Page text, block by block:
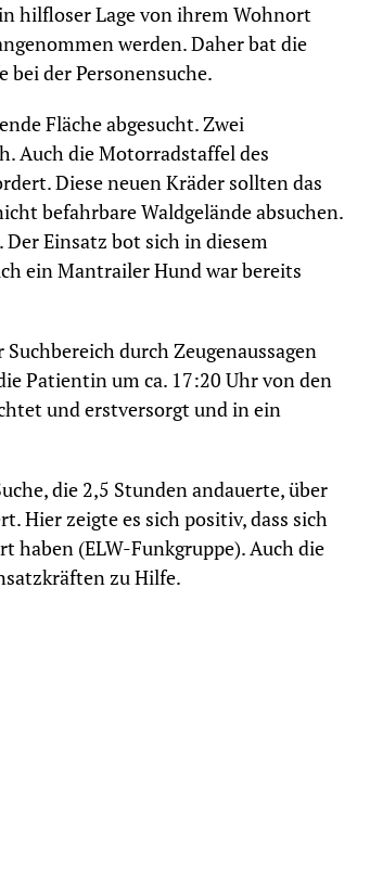
hilfloser Lage von ihrem Wohnort
werden. Daher bat die
der Personensuche.
Fläche abgesucht. Zwei
Auch die Motorradstaffel des
Diese neuen Kräder sollten das
befahrbare Waldgelände absuchen.
Einsatz bot sich in diesem
ein Mantrailer Hund war bereits
durch Zeugenaussagen
Patientin um ca. 17:20 Uhr von den
und erstversorgt und in ein
die 2,5 Stunden andauerte, über
Hier zeigte es sich positiv, dass sich
haben (ELW-Funkgruppe). Auch die
zu Hilfe.